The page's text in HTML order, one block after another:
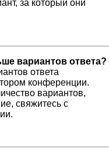
за который они
вариантов ответа?
ответа
конференции.
вариантов,
свяжитесь с